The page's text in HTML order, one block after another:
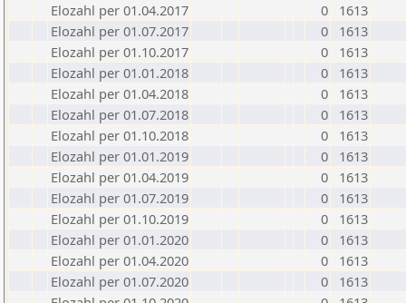
Elozahl per 01.04.2017
0
1613
Elozahl per 01.07.2017
0
1613
Elozahl per 01.10.2017
0
1613
Elozahl per 01.01.2018
0
1613
Elozahl per 01.04.2018
0
1613
Elozahl per 01.07.2018
0
1613
Elozahl per 01.10.2018
0
1613
Elozahl per 01.01.2019
0
1613
Elozahl per 01.04.2019
0
1613
Elozahl per 01.07.2019
0
1613
Elozahl per 01.10.2019
0
1613
Elozahl per 01.01.2020
0
1613
Elozahl per 01.04.2020
0
1613
Elozahl per 01.07.2020
0
1613